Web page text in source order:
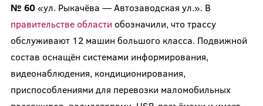
№ 60«ул. Рыкачёва — Автозаводская ул.». В
правительстве области обозначили, что трассу
обслуживают 12 машин большого класса. Подвижной
состав оснащён системами информирования,
видеонаблюдения, кондиционирования,
приспособлениями для перевозки маломобильных